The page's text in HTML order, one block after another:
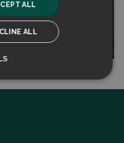
ALL
ALL
Performance